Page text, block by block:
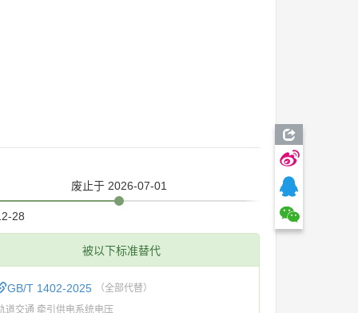
28
废止于 2026-07-01
被以下标准替代
GB/T 1402-2025 （全部代替）
道交通 牵引供电系统电压